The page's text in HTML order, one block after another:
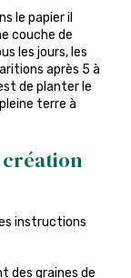
le papier il
couche de
les jours, les
après 5 à
de planter le
terre à
instructions
des graines de